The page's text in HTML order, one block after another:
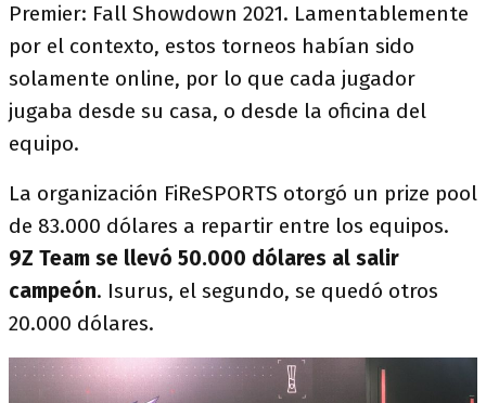
Premier: Fall Showdown 2021. Lamentablemente
por el contexto, estos torneos habían sido
solamente online, por lo que cada jugador
jugaba desde su casa, o desde la oficina del
equipo.
La organización FiReSPORTS otorgó un prize pool
de 83.000 dólares a repartir entre los equipos.
9Z Team se llevó 50.000 dólares al salir
campeón. Isurus, el segundo, se quedó otros
20.000 dólares.